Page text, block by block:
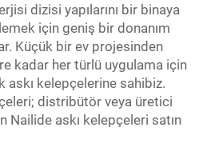
dizisi yapılarını bir binaya
için geniş bir donanım
Küçük bir ev projesinden
kadar her türlü uygulama için
askı kelepçelerine sahibiz.
distribütör veya üretici
askı kelepçeleri satın